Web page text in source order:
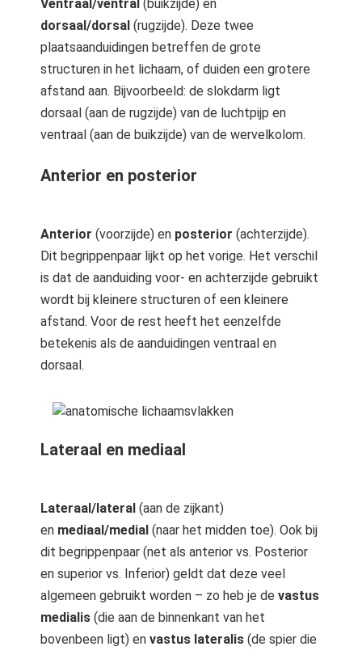
Ventraal/ventral (buikzijde) en
dorsaal/dorsal (rugzijde). Deze twee
plaatsaanduidingen betreffen de grote
structuren in het lichaam, of duiden een grotere
afstand aan. Bijvoorbeeld: de slokdarm ligt
dorsaal (aan de rugzijde) van de luchtpijp en
ventraal (aan de buikzijde) van de wervelkolom.
Anterior en posterior
Anterior (voorzijde) en posterior (achterzijde).
Dit begrippenpaar lijkt op het vorige. Het verschil
is dat de aanduiding voor- en achterzijde gebruikt
wordt bij kleinere structuren of een kleinere
afstand. Voor de rest heeft het eenzelfde
betekenis als de aanduidingen ventraal en
dorsaal.
Lateraal en mediaal
Lateraal/lateral (aan de zijkant)
en mediaal/medial (naar het midden toe). Ook bij
dit begrippenpaar (net als anterior vs. Posterior
en superior vs. Inferior) geldt dat deze veel
algemeen gebruikt worden – zo heb je de vastus
medialis (die aan de binnenkant van het
bovenbeen ligt) en vastus lateralis (de spier die